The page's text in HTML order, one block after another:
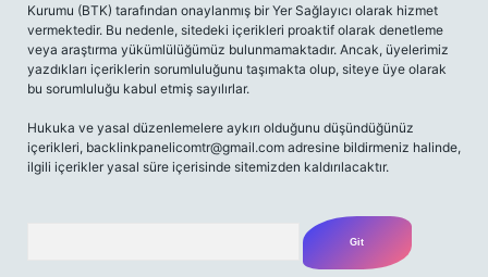
Kurumu (BTK) tarafından onaylanmış bir Yer Sağlayıcı olarak hizmet
vermektedir. Bu nedenle, sitedeki içerikleri proaktif olarak denetleme
veya araştırma yükümlülüğümüz bulunmamaktadır. Ancak, üyelerimiz
yazdıkları içeriklerin sorumluluğunu taşımakta olup, siteye üye olarak
bu sorumluluğu kabul etmiş sayılırlar.
Hukuka ve yasal düzenlemelere aykırı olduğunu düşündüğünüz
içerikleri, backlinkpanelicomtr@gmail.com adresine bildirmeniz halinde,
ilgili içerikler yasal süre içerisinde sitemizden kaldırılacaktır.